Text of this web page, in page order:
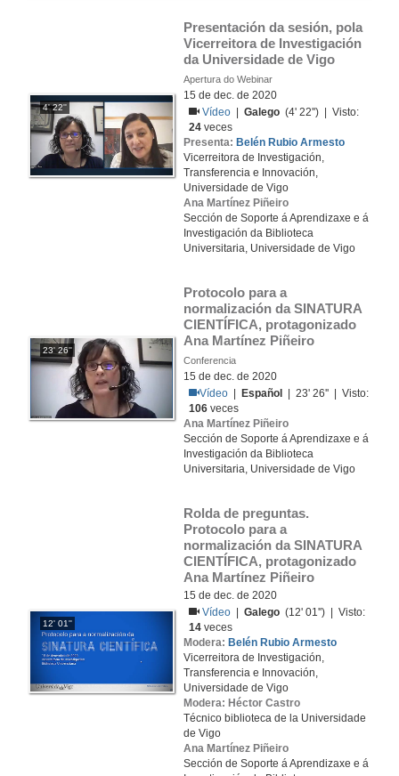
4' 22''
Presentación da sesión, pola
Vicerreitora de Investigación
da Universidade de Vigo
Apertura do Webinar
15 de dec. de 2020
Vídeo
|Galego (4' 22'') | Visto:
24 veces
Presenta: Belén Rubio Armesto
Vicerreitora de Investigación,
Transferencia e Innovación,
Universidade de Vigo
Ana Martínez Piñeiro
Sección de Soporte á Aprendizaxe e á
Investigación da Biblioteca
Universitaria, Universidade de Vigo
23' 26''
Protocolo para a
normalización da SINATURA
CIENTÍFICA, protagonizado
Ana Martínez Piñeiro
Conferencia
15 de dec. de 2020
Vídeo
Español
| 23' 26'' | Visto:
106 veces
Ana Martínez Piñeiro
Sección de Soporte á Aprendizaxe e á
Investigación da Biblioteca
Universitaria, Universidade de Vigo
12' 01''
Rolda de preguntas.
Protocolo para a
normalización da SINATURA
CIENTÍFICA, protagonizado
Ana Martínez Piñeiro
15 de dec. de 2020
Vídeo
|Galego (12' 01'') | Visto:
14 veces
Modera: Belén Rubio Armesto
Vicerreitora de Investigación,
Transferencia e Innovación,
Universidade de Vigo
Modera: Héctor Castro
Técnico biblioteca de la Universidade
de Vigo
Ana Martínez Piñeiro
Sección de Soporte á Aprendizaxe e á